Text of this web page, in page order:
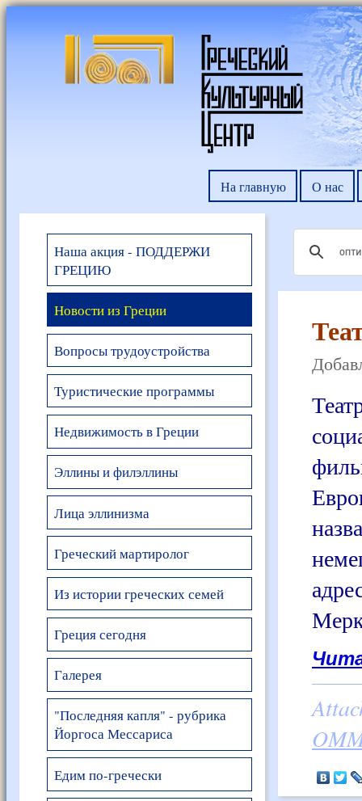
На главную О нас
Наша акция - ПОДДЕРЖИ
ГРЕЦИЮ
Новости из Греции
Вопросы трудоустройства
Туристические программы
Недвижимость в Греции
Эллины и филэллины
Лица эллинизма
Греческий мартиролог
Из истории греческих семей
Греция сегодня
Галерея
"Последняя капля" - рубрика
Йоргоса Мессариса
Едим по-гречески